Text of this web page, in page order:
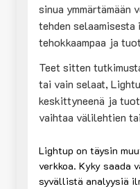
sinua ymmärtämään
tehden selaamisesta
tehokkaampaa ja
Teet sitten
tai vain selaat,
keskittyneenä ja
vaihtaa välilehtien
Lightup on täysin
verkkoa. Kyky
syvällistä analyysiä